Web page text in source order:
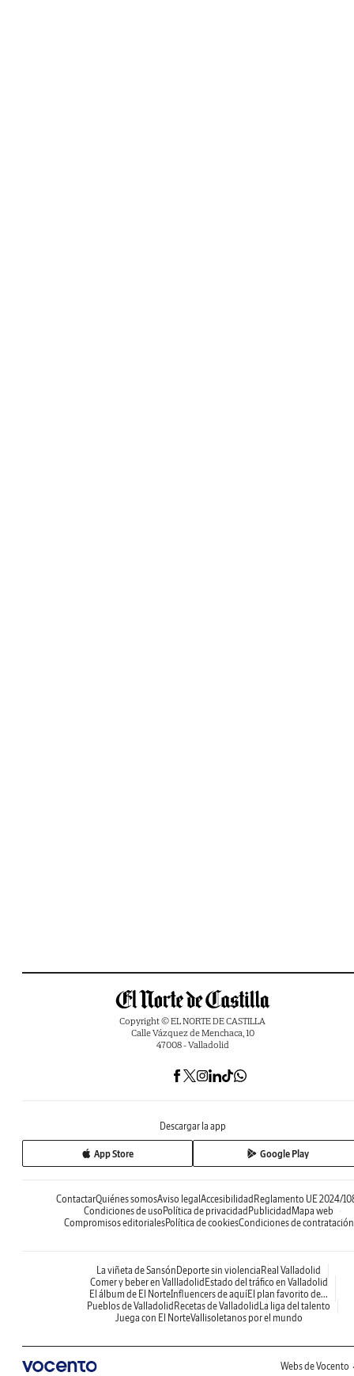
Copyright © EL NORTE DE CASTILLA
Calle Vázquez de Menchaca, 10
47008 - Valladolid
Descargar la app
App Store Google Play
ContactarQuiénes somosAviso legal Accesibilidad Reglamento UE 2024/
Condiciones de uso Política de privacidad Publicidad Mapa web
Compromisos editorialesPolítica de cookiesCondiciones de contratación
La viñeta de Sansón Deporte sin violencia Real Valladolid
Comer y beber en Vallladolid Estado del tráfico en Valladolid
El álbum de El NorteInfluencers de aquíEl plan favorito de...
Pueblos de Valladolid Recetas de Valladolid La liga del talento
Juega con El NorteVallisoletanos por el mundo
Webs de Vocento